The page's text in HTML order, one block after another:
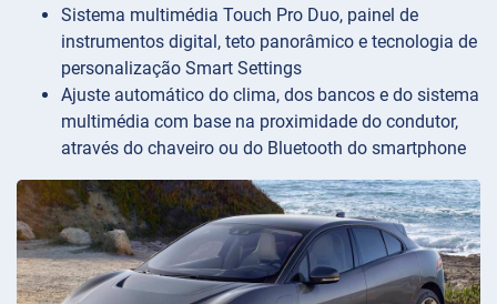
Sistema multimédia Touch Pro Duo, painel de
instrumentos digital, teto panorâmico e tecnologia de
personalização Smart Settings
Ajuste automático do clima, dos bancos e do sistema
multimédia com base na proximidade do condutor,
através do chaveiro ou do Bluetooth do smartphone